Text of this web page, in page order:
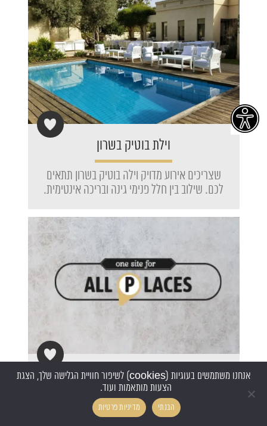
וילת בוטיק בשרון
שצריכים אירוע מדויק וילה בוטיק בשרון תתאים
לכם. שילוב בין חלל פנימי גינה ובריכה אינטימית.
הייאנדאנחנו משתמשים בעוגיות (cookies) לשיפור חוויית הגלישה שלך, הצגת
הצעות מותאמות ועוד.
הבנתי מדיניות פרטיות